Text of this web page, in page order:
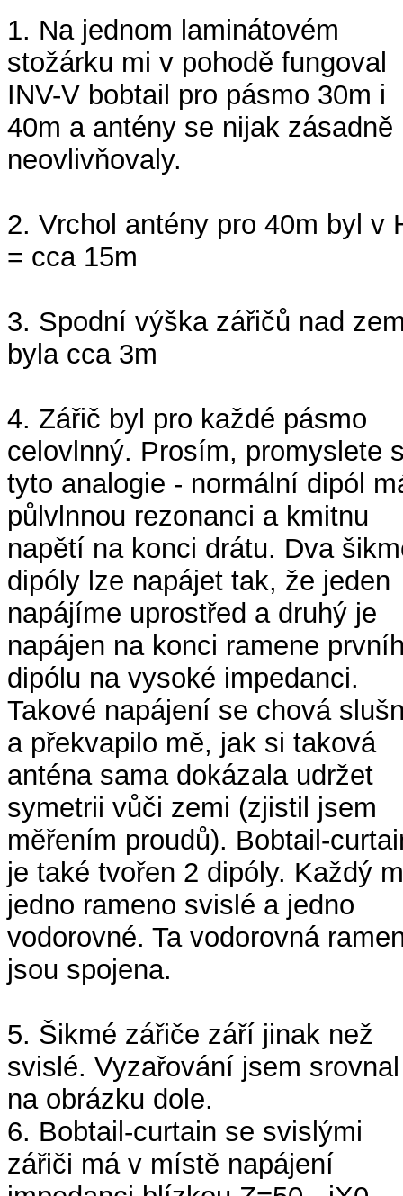
1. Na jednom laminátovém
stožárku mi v pohodě fungoval
INV-V bobtail pro pásmo 30m i
40m a antény se nijak zásadně
neovlivňovaly.
2. Vrchol antény pro 40m byl v
= cca 15m
3. Spodní výška zářičů nad
byla cca 3m
4. Zářič byl pro každé pásmo
celovlnný. Prosím, promyslete
tyto analogie - normální dipól
půlvlnnou rezonanci a kmitnu
napětí na konci drátu. Dva
dipóly lze napájet tak, že jeden
napájíme uprostřed a druhý je
napájen na konci ramene
dipólu na vysoké impedanci.
Takové napájení se chová
a překvapilo mě, jak si taková
anténa sama dokázala udržet
symetrii vůči zemi (zjistil jsem
měřením proudů). Bobtail-
je také tvořen 2 dipóly. Každý
jedno rameno svislé a jedno
vodorovné. Ta vodorovná
jsou spojena.
5. Šikmé zářiče září jinak než
svislé. Vyzařování jsem srovnal
na obrázku dole.
6. Bobtail-curtain se svislými
zářiči má v místě napájení